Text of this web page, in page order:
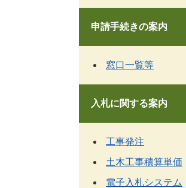
申請手続きの案内
窓口一覧等
入札に関する案内
工事発注
土木工事積算単価
電子入札システム